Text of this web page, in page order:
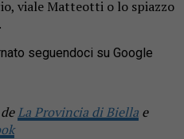
viale Matteotti o lo spiazzo
seguendoci su Google
La Provincia di Biella e